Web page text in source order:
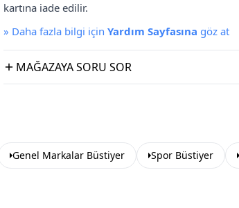
kartına iade edilir.
» Daha fazla bilgi için Yardım Sayfasına göz at
MAĞAZAYA SORU SOR
Genel Markalar Büstiyer Spor Büstiyer